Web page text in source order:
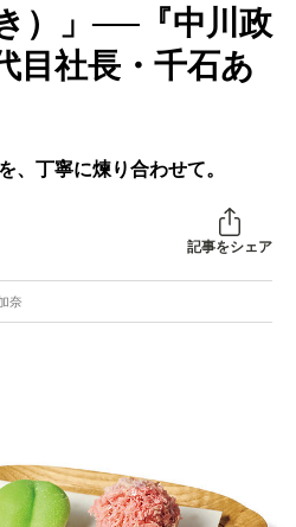
）」──『中川政
目社長・千石あ
、丁寧に煉り合わせて。
記事をシェア
奈